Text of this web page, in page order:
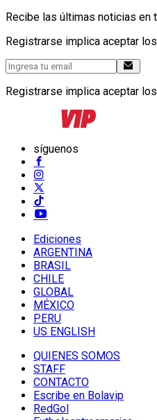
Recibe las últimas noticias en
Registrarse implica aceptar los
Registrarse implica aceptar los
síguenos
Ediciones
ARGENTINA
BRASIL
CHILE
GLOBAL
MÉXICO
PERU
US ENGLISH
QUIENES SOMOS
STAFF
CONTACTO
Escribe en Bolavip
RedGol